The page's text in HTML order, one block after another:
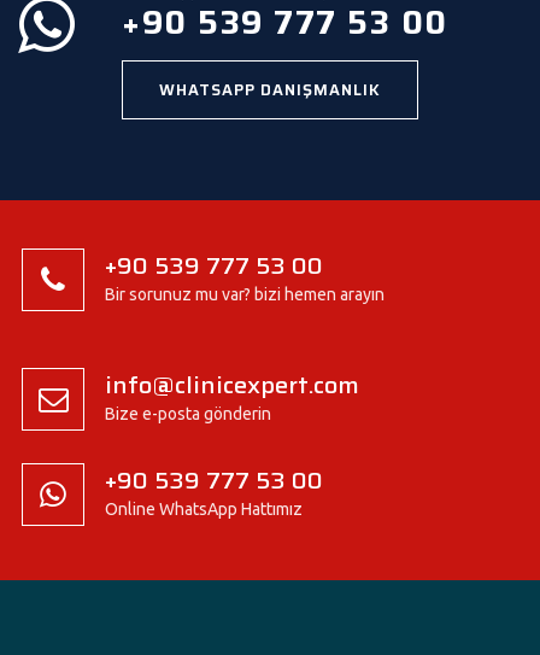
+90 539 777 53 00
WHATSAPP DANIŞMANLIK
+90 539 777 53 00
Bir sorunuz mu var? bizi hemen arayın
info@clinicexpert.com
Bize e-posta gönderin
+90 539 777 53 00
Online WhatsApp Hattımız